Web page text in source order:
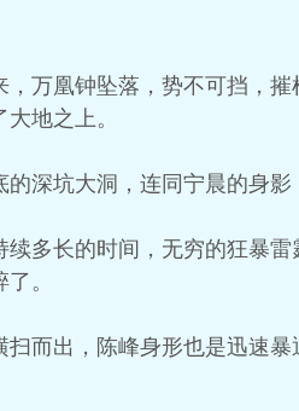
，万凰钟坠落，势不可挡，
地之上。
深坑大洞，连同宁晨的身影
多长的时间，无穷的狂暴
。
而出，陈峰身形也是迅速